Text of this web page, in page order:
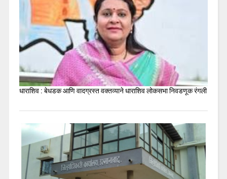
धाराशिव : बेधडक आणि वादग्रस्त वक्तव्याने धाराशिव लोकसभा निवडणूक रंगली